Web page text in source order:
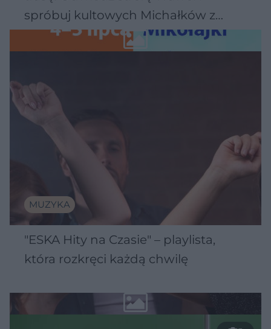
spróbuj kultowych Michałków z
Wawelu
MUZYKA
"ESKA Hity na Czasie" – playlista,
która rozkręci każdą chwilę